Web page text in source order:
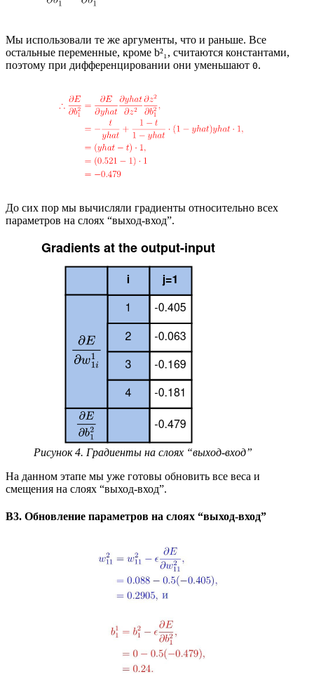
Мы использовали те же аргументы, что и раньше. Все
остальные переменные, кроме b²₁, считаются константами,
поэтому при дифференцировании они уменьшают 0.
До сих пор мы вычисляли градиенты относительно всех
параметров на слоях “выход-вход”.
Рисунок 4. Градиенты на слоях “выход-вход”
На данном этапе мы уже готовы обновить все веса и
смещения на слоях “выход-вход”.
B3. Обновление параметров на слоях “выход-вход”